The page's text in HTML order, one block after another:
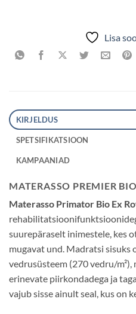
Lisa
KIRJELDUS
SPETSIFIKATSIOON
KAMPAANIAD
MATERASSO PREMIER
Materasso Primator Bio Ex
suurepäraselt inimestele, kes
mugavat und. Madratsi
vedrusüsteem (270 vedru/
erinevate piirkondadega ja
vajub sisse ainult seal, kus on